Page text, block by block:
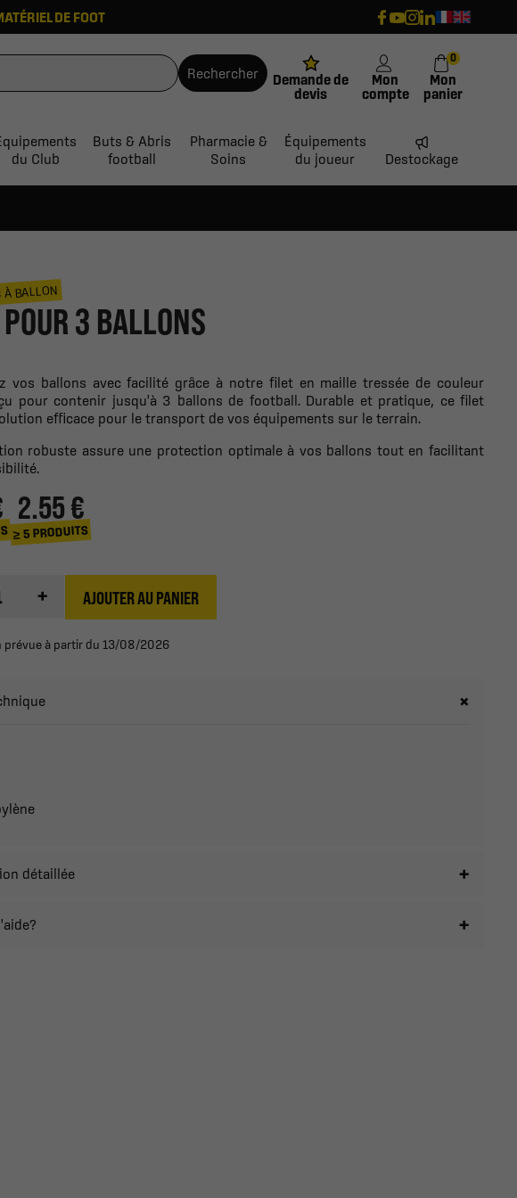
DE FOOT
Rechercher
Demande de
devis
Mon
compte
Mon
panier
0
du Club
Buts & Abris
football
Pharmacie &
Soins
Équipements
du joueur
Destockage
BALLON
3 BALLONS
vos ballons avec facilité grâce à notre filet en maille tressée de couleur
pour contenir jusqu'à 3 ballons de football. Durable et pratique, ce filet
efficace pour le transport de vos équipements sur le terrain.
robuste assure une protection optimale à vos ballons tout en facilitant
2.55 €
≥ 5 PRODUITS
+ AJOUTER AU PANIER
prévue à partir du 13/08/2026
détaillée